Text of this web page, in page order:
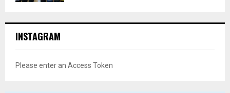
INSTAGRAM
Please enter an Access Token